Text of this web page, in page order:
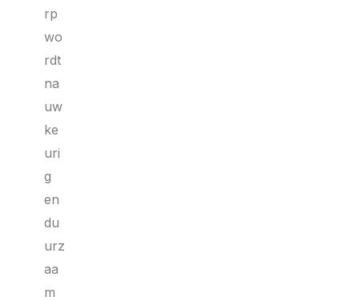
rp
wo
rdt
na
uw
ke
uri
g
en
du
urz
aa
m